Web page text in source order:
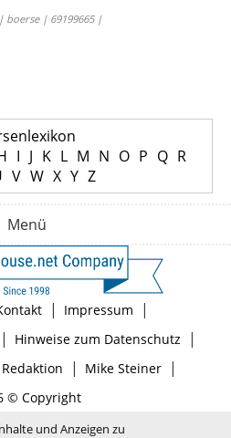
| boerse | 69199665 |
I J K L M N O P Q R
V W X Y Z
Menü
| Impressum |
Hinweise zum Datenschutz |
| Mike Steiner|
© Copyright
und Anzeigen zu